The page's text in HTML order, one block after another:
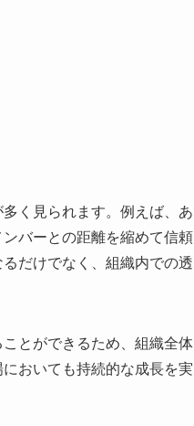
く見られます。例えば、あ
バーとの距離を縮めて信頼
だけでなく、組織内での透
とができるため、組織全体
おいても持続的な成長を実